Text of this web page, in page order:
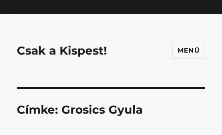
Csak a Kispest! MENÜ
Címke: Grosics Gyula